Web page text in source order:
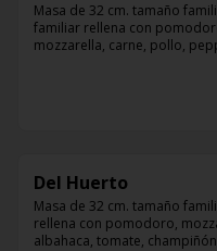
Masa de 32 cm. tamaño
familiar rellena con
mozzarella, carne, pollo,
Del Huerto
Masa de 32 cm. tamaño
rellena con pomodoro,
albahaca, tomate,